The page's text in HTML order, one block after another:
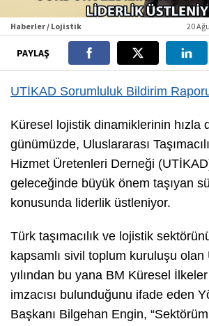
Haberler / Lojistik 20
PAYLAŞ
UTİKAD Sorumluluk Bildirim
Küresel lojistik dinamiklerinin hızla
günümüzde, Uluslararası
Hizmet Üretenleri Derneği
geleceğinde büyük önem taşıyan
konusunda liderlik üstleniyor.
Türk taşımacılık ve lojistik
kapsamlı sivil toplum kuruluşu olan
yılından bu yana BM Küresel
imzacısı bulunduğunu ifade eden
Başkanı Bilgehan Engin,